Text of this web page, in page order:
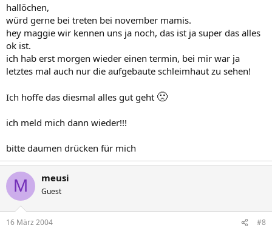
hallöchen,
würd gerne bei treten bei november mamis.
hey maggie wir kennen uns ja noch, das ist ja super das alles
ok ist.
ich hab erst morgen wieder einen termin, bei mir war ja
letztes mal auch nur die aufgebaute schleimhaut zu sehen!
Ich hoffe das diesmal alles gut geht 🙁
ich meld mich dann wieder!!!
bitte daumen drücken für mich
M meusi
Guest
16 März 2004 #8